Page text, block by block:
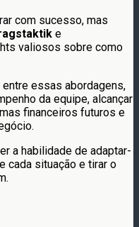
com sucesso, mas
e
valiosos sobre como
essas abordagens,
da equipe, alcançar
financeiros futuros e
a habilidade de adaptar-
cada situação e tirar o